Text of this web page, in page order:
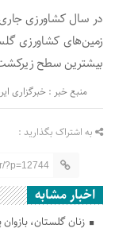
بیشترین سطح
منبع خبر : خبرگزاری
به اشتراک بگذارید :
?p=12744
اخبار مشابه
زنان گلستان،